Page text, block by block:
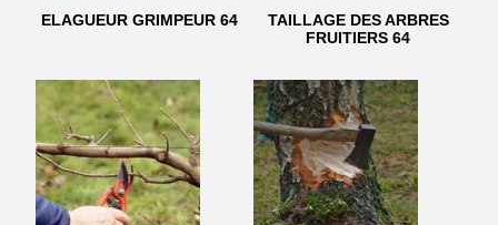
ELAGUEUR GRIMPEUR 64
TAILLAGE DES ARBRES
FRUITIERS 64